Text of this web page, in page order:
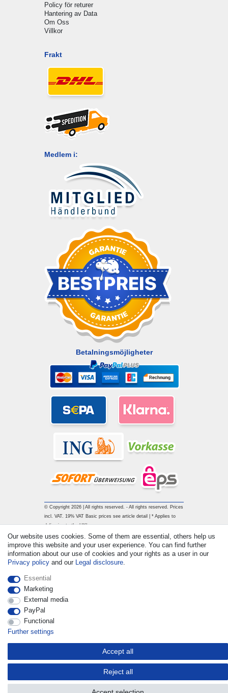
Policy för returer
Hantering av Data
Om Oss
Villkor
Frakt
Medlem i:
Betalningsmöjligheter
© Copyright 2026 | All rights reserved. - All rights reserved. Prices
incl. VAT. 19% VAT Basic prices see article detail | * Applies to
deliveries to the UK!
Our website uses cookies. Some of them are essential, others help us
improve this website and your user experience. You can find further
information about our use of cookies and your rights as a user in our
Privacy policy and our Legal disclosure.
Essential
Marketing
External media
PayPal
Functional
Further settings
Accept all
Reject all
Withdraw from contract here Contact